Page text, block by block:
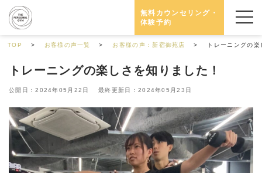
無料カウンセリング・
体験予約
TOP お客様の声一覧 お客様の声：新宿御苑店 トレーニングの
トレーニングの楽しさを知りました！
公開日：2024年05月22日 最終更新日：2024年05月23日